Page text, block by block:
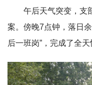
午后天气突变，支
案。傍晚7点钟，落日
后一班岗”，完成了全